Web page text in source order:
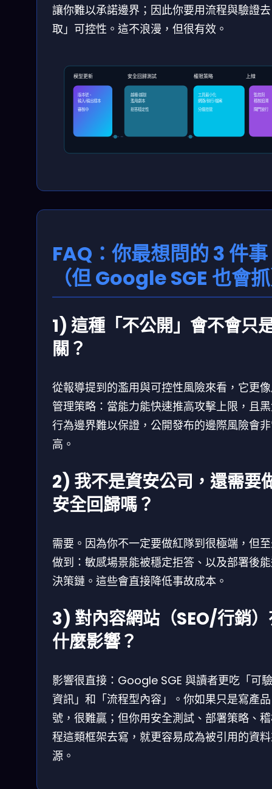
讓你難以承諾邊界；因此你要用流程與驗證
取」可控性。這不浪漫，但很有效。
模型更新 安全回歸測試 權限策略 上線
版本號、
輸入/輸出樣本
審核中
越權/越獄
濫用劇本
拒答穩定性
工具最小化
網路/執行/檔案
分級控管
監控與
稽核追溯
閘門放行
FAQ：你最想問的 3 件事
（但 Google SGE 也會
1) 這種「不公開」會不會只
關？
從報導提到的濫用與可控性風險來看，它更
管理策略：當能力能快速推高攻擊上限，且
行為邊界難以保證，公開發布的邊際風險會
高。
2) 我不是資安公司，還需要
安全回歸嗎？
需要。因為你不一定要做紅隊到很極端，但
做到：敏感場景能被穩定拒答、以及部署後
決策鏈。這些會直接降低事故成本。
3) 對內容網站（SEO/行銷
什麼影響？
影響很直接：Google SGE 與讀者更吃「可
資訊」和「流程型內容」。你如果只是寫產
號，很難贏；但你用安全測試、部署策略、
程這類框架去寫，就更容易成為被引用的資
源。